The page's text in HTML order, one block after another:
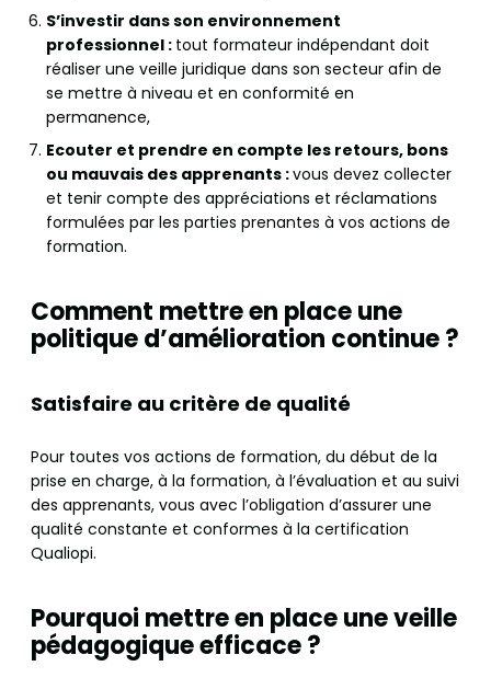
S’investir dans son environnement
professionnel : tout formateur indépendant doit
réaliser une veille juridique dans son secteur afin de
se mettre à niveau et en conformité en
permanence,
Ecouter et prendre en compte les retours, bons
ou mauvais des apprenants :vous devez collecter
et tenir compte des appréciations et réclamations
formulées par les parties prenantes à vos actions de
formation.
Comment mettre en place une
politique d’amélioration continue ?
Satisfaire au critère de qualité
Pour toutes vos actions de formation, du début de la
prise en charge, à la formation, à l’évaluation et au suivi
des apprenants, vous avec l’obligation d’assurer une
qualité constante et conformes à la certification
Qualiopi.
Pourquoi mettre en place une veille
pédagogique efficace ?